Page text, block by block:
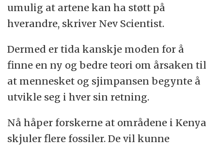
umulig at artene kan ha støtt på
hverandre, skriver Nev Scientist.
Dermed er tida kanskje moden for å
finne en ny og bedre teori om årsaken til
at mennesket og sjimpansen begynte å
utvikle seg i hver sin retning.
Nå håper forskerne at områdene i Kenya
skjuler flere fossiler. De vil kunne